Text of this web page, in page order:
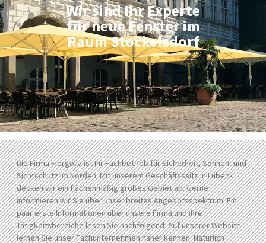
Wir sind Ihr Experte
für neue Fenster im
Raum Stockelsdorf
Die Firma Fiergolla ist Ihr Fachbetrieb für Sicherheit, Sonnen- und
Sichtschutz im Norden. Mit unserem Geschäftsssitz in Lübeck
decken wir ein flächenmäßig großes Gebiet ab. Gerne
informieren wir Sie über unser breites Angebotsspektrum. Ein
paar erste Informationen über unsere Firma und ihre
Tätigkeitsbereiche lesen Sie nachfolgend. Auf unserer Website
lernen Sie unser Fachunternehmen näher kennen. Natürlich